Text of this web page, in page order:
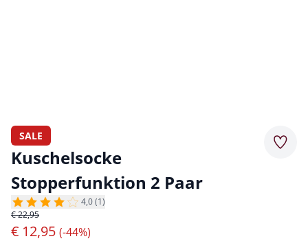
SALE
Kuschelsocke
Stopperfunktion 2 Paar
4,0 (1)
€ 22,95
€ 12,95 (-44%)